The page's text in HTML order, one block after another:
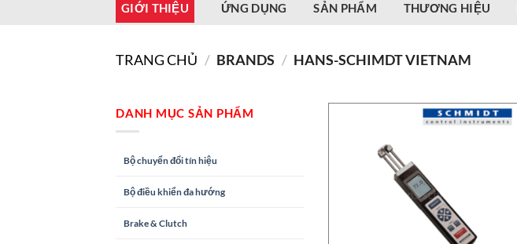
GIỚI THIỆU ỨNG DỤNG SẢN PHẨM THƯƠNG HIỆU
TRANG CHỦ / BRANDS / HANS-SCHIMDT VIETNAM
DANH MỤC SẢN PHẨM
Bộ chuyển đổi tín hiệu
Bộ điều khiển đa hướng
Brake & Clutch